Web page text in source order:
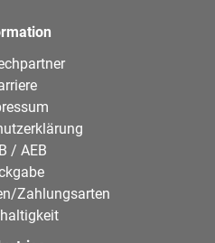
/ AEB
Zahlungsarten